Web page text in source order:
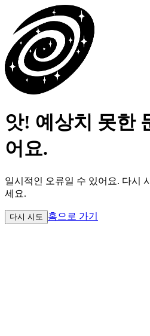
앗! 예상치 못한
어요.
일시적인 오류일 수 있어요. 다시
세요.
다시 시도 홈으로 가기